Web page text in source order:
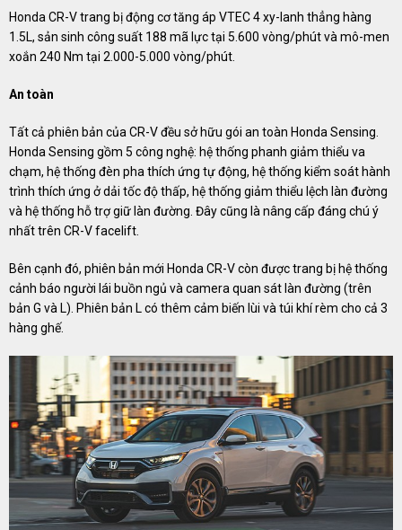
Honda CR-V trang bị động cơ tăng áp VTEC 4 xy-lanh thẳng hàng
1.5L, sản sinh công suất 188 mã lực tại 5.600 vòng/phút và mô-men
xoắn 240 Nm tại 2.000-5.000 vòng/phút.
An toàn
Tất cả phiên bản của CR-V đều sở hữu gói an toàn Honda Sensing.
Honda Sensing gồm 5 công nghệ: hệ thống phanh giảm thiểu va
chạm, hệ thống đèn pha thích ứng tự động, hệ thống kiểm soát hành
trình thích ứng ở dải tốc độ thấp, hệ thống giảm thiểu lệch làn đường
và hệ thống hỗ trợ giữ làn đường. Đây cũng là nâng cấp đáng chú ý
nhất trên CR-V facelift.
Bên cạnh đó, phiên bản mới Honda CR-V còn được trang bị hệ thống
cảnh báo người lái buồn ngủ và camera quan sát làn đường (trên
bản G và L). Phiên bản L có thêm cảm biến lùi và túi khí rèm cho cả 3
hàng ghế.